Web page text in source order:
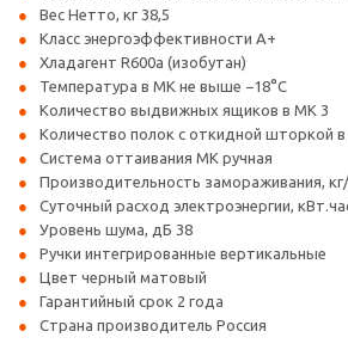
Вес Нетто, кг 38,5
Класс энергоэффективности A+
Хладагент R600a (изобутан)
Температура в МК не выше −18°С
Количество выдвижных ящиков в МК 3
Количество полок с откидной шторкой
Система оттаивания МК ручная
Производительность замораживания,
Суточный расход электроэнергии,
Уровень шума, дБ 38
Ручки интегрированные вертикальные
Цвет черный матовый
Гарантийный срок 2 года
Страна производитель Россия